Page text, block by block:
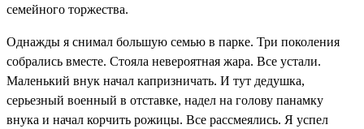
семейного торжества.
Однажды я снимал большую семью в парке. Три поколения
собрались вместе. Стояла невероятная жара. Все устали.
Маленький внук начал капризничать. И тут дедушка,
серьезный военный в отставке, надел на голову панамку
внука и начал корчить рожицы. Все рассмеялись. Я успел